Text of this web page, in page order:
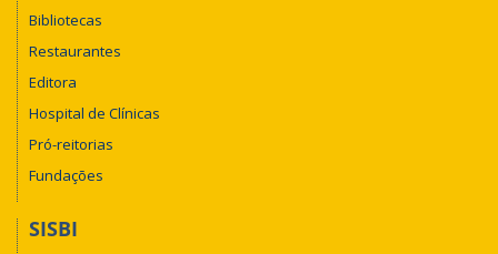
Bibliotecas
Restaurantes
Editora
Hospital de Clínicas
Pró-reitorias
Fundações
SISBI